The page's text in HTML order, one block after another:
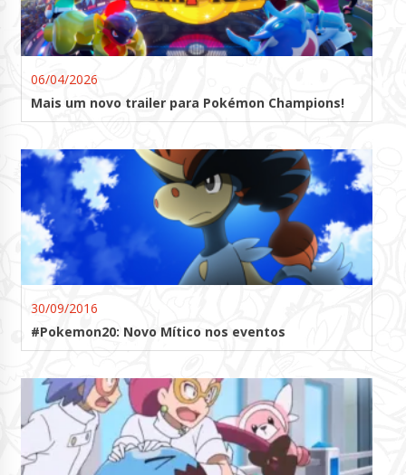
06/04/2026
Mais um novo trailer para Pokémon Champions!
30/09/2016
#Pokemon20: Novo Mítico nos eventos